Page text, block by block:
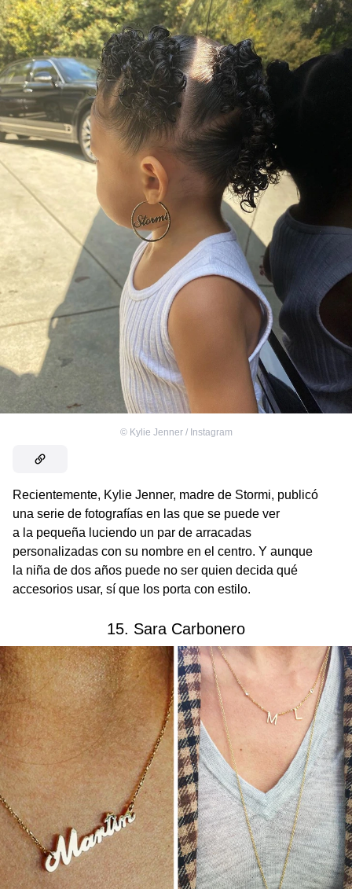
© Kylie Jenner / Instagram
Recientemente, Kylie Jenner, madre de Stormi, publicó
una serie de fotografías en las que se puede ver
a la pequeña luciendo un par de arracadas
personalizadas con su nombre en el centro. Y aunque
la niña de dos años puede no ser quien decida qué
accesorios usar, sí que los porta con estilo.
15. Sara Carbonero